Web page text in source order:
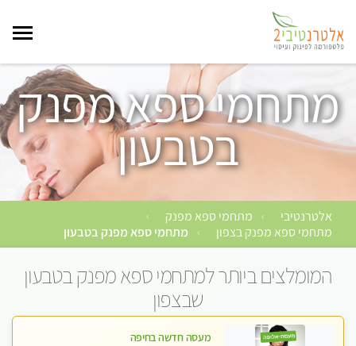
מתחמי ספא מפנק
בטבעון
אלטרנטיבי › מתחמי ספא מפנק ›
מתחמי ספא מפנק בצפון › מתחמי ספא מפנק בטבעון
המומלצים ביותר למתחמי ספא מפנק בטבעון
שבצפון
מעסה חדשה בחיפה